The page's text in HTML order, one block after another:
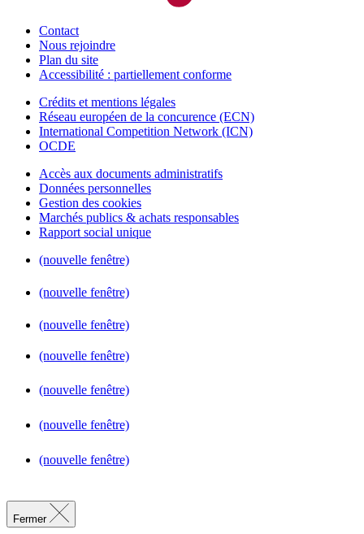
Contact
Nous rejoindre
Plan du site
Accessibilité : partiellement conforme
Crédits et mentions légales
Réseau européen de la concurence (ECN)
International Competition Network (ICN)
OCDE
Accès aux documents administratifs
Données personnelles
Gestion des cookies
Marchés publics & achats responsables
Rapport social unique
(nouvelle fenêtre)
(nouvelle fenêtre)
(nouvelle fenêtre)
(nouvelle fenêtre)
(nouvelle fenêtre)
(nouvelle fenêtre)
(nouvelle fenêtre)
Fermer